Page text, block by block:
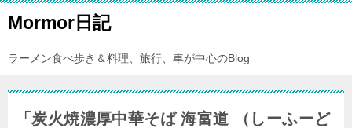
Mormor日記
ラーメン食べ歩き＆料理、旅行、車が中心のBlog
「炭火焼濃厚中華そば 海富道 （しーふーど